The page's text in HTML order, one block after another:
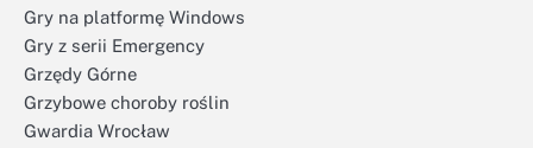
Gry na platformę Windows
Gry z serii Emergency
Grzędy Górne
Grzybowe choroby roślin
Gwardia Wrocław